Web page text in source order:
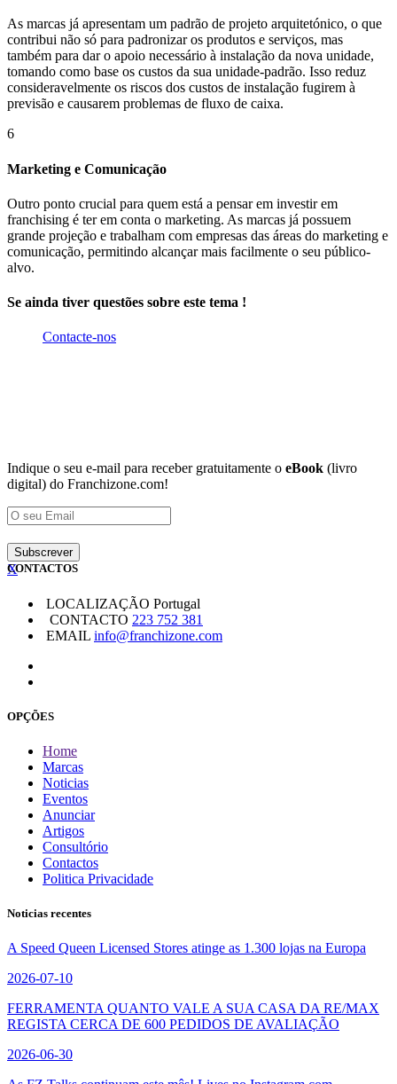
As marcas já apresentam um padrão de projeto arquitetónico, o que
contribui não só para padronizar os produtos e serviços, mas
também para dar o apoio necessário à instalação da nova unidade,
tomando como base os custos da sua unidade-padrão. Isso reduz
consideravelmente os riscos dos custos de instalação fugirem à
previsão e causarem problemas de fluxo de caixa.
6
Marketing e Comunicação
Outro ponto crucial para quem está a pensar em investir em
franchising é ter em conta o marketing. As marcas já possuem
grande projeção e trabalham com empresas das áreas do marketing e
comunicação, permitindo alcançar mais facilmente o seu público-
alvo.
Se ainda tiver questões sobre este tema !
Contacte-nos
Indique o seu e-mail para receber gratuitamente o eBook (livro
digital) do Franchizone.com!
X
CONTACTOS
LOCALIZAÇÃO Portugal
CONTACTO 223 752 381
EMAIL info@franchizone.com
OPÇÕES
Home
Marcas
Noticias
Eventos
Anunciar
Artigos
Consultório
Contactos
Politica Privacidade
Noticias recentes
A Speed Queen Licensed Stores atinge as 1.300 lojas na Europa
2026-07-10
FERRAMENTA QUANTO VALE A SUA CASA DA RE/MAX
REGISTA CERCA DE 600 PEDIDOS DE AVALIAÇÃO
2026-06-30